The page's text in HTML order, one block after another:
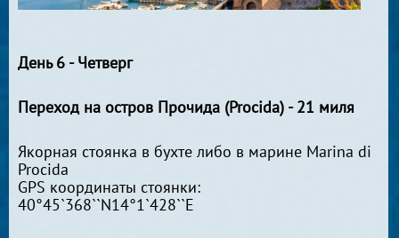
День 6 - Четверг
Переход на остров Прочида (Procida) - 21 миля
Якорная стоянка в бухте либо в марине Marina di
Procida
GPS координаты стоянки:
40°45`368``N14°1`428``E